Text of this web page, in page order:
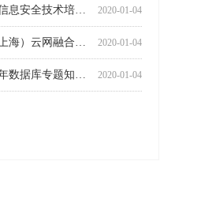
2020-01-04
国家电网2019年信息安全技术培训顺利开展
2020-01-04
中国电信学院（上海）云网融合师资导师集训培训授课顺利完成
2020-01-04
安徽省法院2019年数据库专题知识讲座